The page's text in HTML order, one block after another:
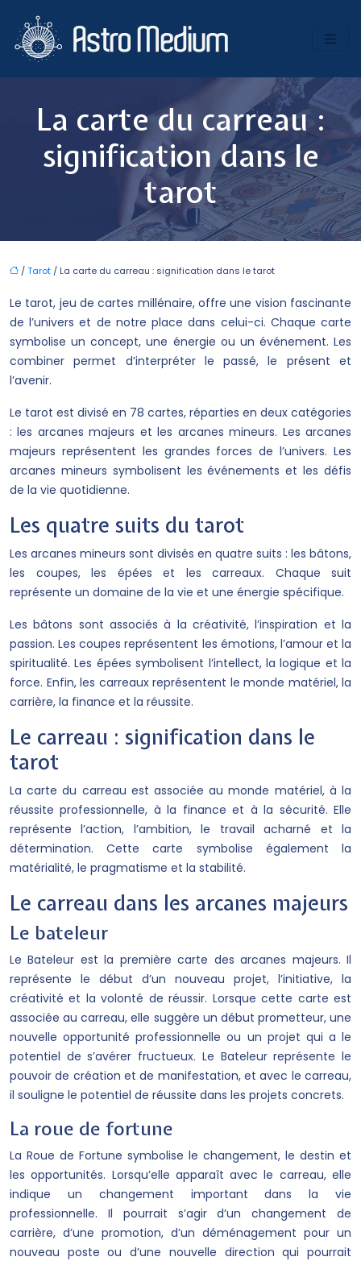
La carte du carreau :
signification dans le
tarot
/Tarot / La carte du carreau : signification dans le tarot
Le tarot, jeu de cartes millénaire, offre une vision fascinante
de l’univers et de notre place dans celui-ci. Chaque carte
symbolise un concept, une énergie ou un événement. Les
combiner permet d’interpréter le passé, le présent et
l’avenir.
Le tarot est divisé en 78 cartes, réparties en deux catégories
: les arcanes majeurs et les arcanes mineurs. Les arcanes
majeurs représentent les grandes forces de l’univers. Les
arcanes mineurs symbolisent les événements et les défis
de la vie quotidienne.
Les quatre suits du tarot
Les arcanes mineurs sont divisés en quatre suits : les bâtons,
les coupes, les épées et les carreaux. Chaque suit
représente un domaine de la vie et une énergie spécifique.
Les bâtons sont associés à la créativité, l’inspiration et la
passion. Les coupes représentent les émotions, l’amour et la
spiritualité. Les épées symbolisent l’intellect, la logique et la
force. Enfin, les carreaux représentent le monde matériel, la
carrière, la finance et la réussite.
Le carreau : signification dans le
tarot
La carte du carreau est associée au monde matériel, à la
réussite professionnelle, à la finance et à la sécurité. Elle
représente l’action, l’ambition, le travail acharné et la
détermination. Cette carte symbolise également la
matérialité, le pragmatisme et la stabilité.
Le carreau dans les arcanes majeurs
Le bateleur
Le Bateleur est la première carte des arcanes majeurs. Il
représente le début d’un nouveau projet, l’initiative, la
créativité et la volonté de réussir. Lorsque cette carte est
associée au carreau, elle suggère un début prometteur, une
nouvelle opportunité professionnelle ou un projet qui a le
potentiel de s’avérer fructueux. Le Bateleur représente le
pouvoir de création et de manifestation, et avec le carreau,
il souligne le potentiel de réussite dans les projets concrets.
La roue de fortune
La Roue de Fortune symbolise le changement, le destin et
les opportunités. Lorsqu’elle apparaît avec le carreau, elle
indique un changement important dans la vie
professionnelle. Il pourrait s’agir d’un changement de
carrière, d’une promotion, d’un déménagement pour un
nouveau poste ou d’une nouvelle direction qui pourrait